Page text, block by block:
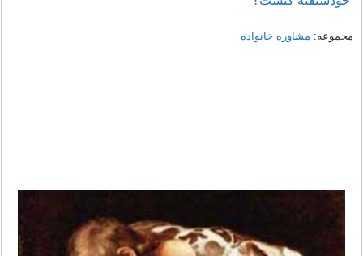
مجموعه: مشاوره خانواده